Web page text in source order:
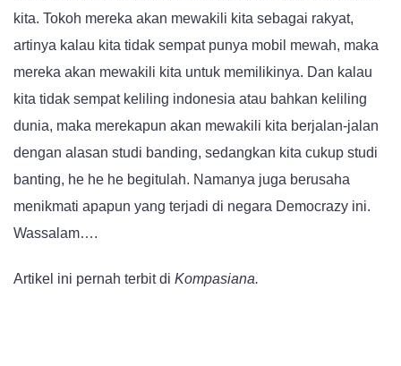
kita. Tokoh mereka akan mewakili kita sebagai rakyat,
artinya kalau kita tidak sempat punya mobil mewah, maka
mereka akan mewakili kita untuk memilikinya. Dan kalau
kita tidak sempat keliling indonesia atau bahkan keliling
dunia, maka merekapun akan mewakili kita berjalan-jalan
dengan alasan studi banding, sedangkan kita cukup studi
banting, he he he begitulah. Namanya juga berusaha
menikmati apapun yang terjadi di negara Democrazy ini.
Wassalam….
Artikel ini pernah terbit di Kompasiana.